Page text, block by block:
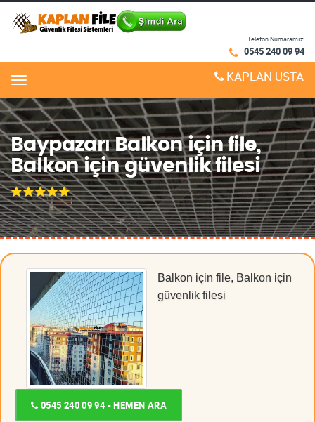
Telefon Numaramız:
0545 240 09 94
Menu KAPLAN USTA
Baypazarı Balkon için file,
Balkon için güvenlik filesi
Balkon için file, Balkon için
güvenlik filesi
0545 240 09 94 - HEMEN ARA